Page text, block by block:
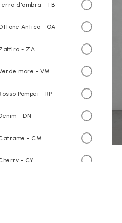
d'ombra - TB
Antico - OA
- ZA
mare - VM
Pompei - RP
- DN
- CM
- CY